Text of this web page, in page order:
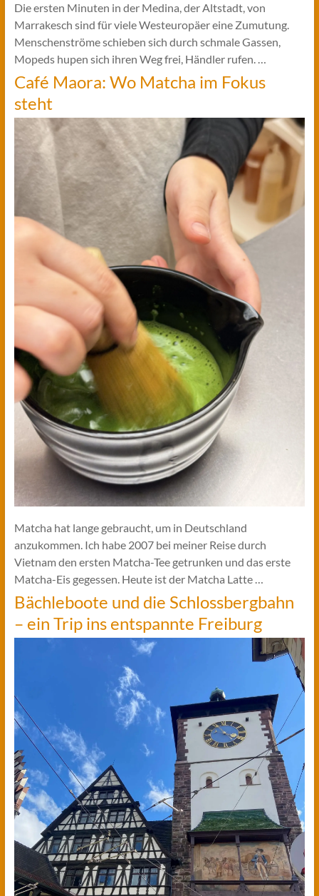
Die ersten Minuten in der Medina, der Altstadt, von
Marrakesch sind für viele Westeuropäer eine Zumutung.
Menschenströme schieben sich durch schmale Gassen,
Mopeds hupen sich ihren Weg frei, Händler rufen. …
Café Maora: Wo Matcha im Fokus
steht
Matcha hat lange gebraucht, um in Deutschland
anzukommen. Ich habe 2007 bei meiner Reise durch
Vietnam den ersten Matcha-Tee getrunken und das erste
Matcha-Eis gegessen. Heute ist der Matcha Latte …
Bächleboote und die Schlossbergbahn
– ein Trip ins entspannte Freiburg